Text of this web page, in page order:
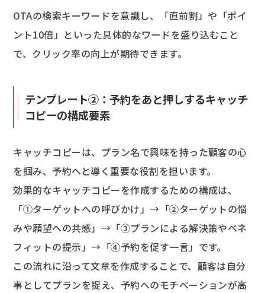
OTAの検索キーワードを意識し、「直前割」や「ポイ
ント10倍」といった具体的なワードを盛り込むこと
で、クリック率の向上が期待できます。
テンプレート②：予約をあと押しするキャッチ
コピーの構成要素
キャッチコピーは、プラン名で興味を持った顧客の心
を掴み、予約へと導く重要な役割を担います。
効果的なキャッチコピーを作成するための構成は、
「①ターゲットへの呼びかけ」→「②ターゲットの悩
みや願望への共感」→「③プランによる解決策やベネ
フィットの提示」→「④予約を促す一言」です。
この流れに沿って文章を作成することで、顧客は自分
事としてプランを捉え、予約へのモチベーションが高